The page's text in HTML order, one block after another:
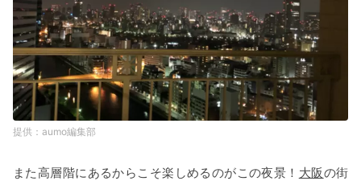
aumo編集部
また高層階にあるからこそ楽しめるのがこの夜景！ 大阪の街